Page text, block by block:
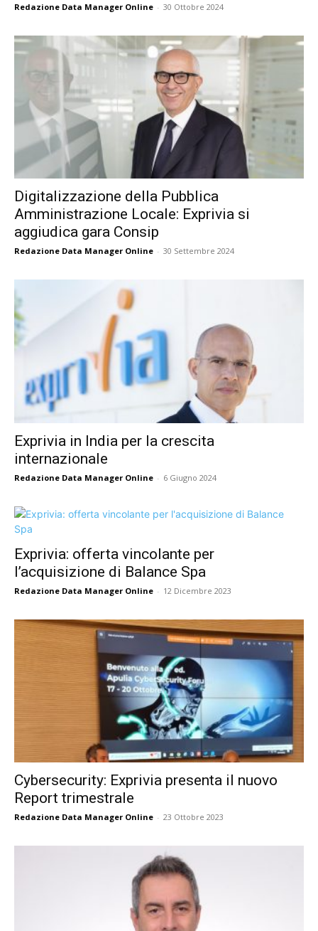
Redazione Data Manager Online - 30 Ottobre 2024
Digitalizzazione della Pubblica
Amministrazione Locale: Exprivia si
aggiudica gara Consip
Redazione Data Manager Online - 30 Settembre 2024
Exprivia in India per la crescita
internazionale
Redazione Data Manager Online - 6 Giugno 2024
Exprivia: offerta vincolante per
l’acquisizione di Balance Spa
Redazione Data Manager Online - 12 Dicembre 2023
Cybersecurity: Exprivia presenta il nuovo
Report trimestrale
Redazione Data Manager Online - 23 Ottobre 2023